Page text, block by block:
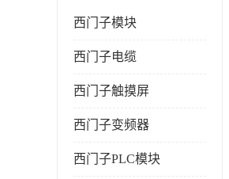
西门子模块
西门子电缆
西门子触摸屏
西门子变频器
西门子PLC模块